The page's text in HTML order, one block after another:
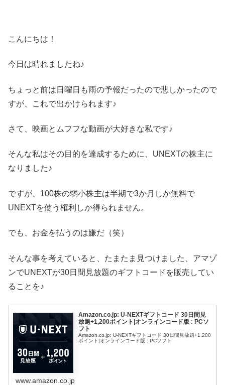
こんにちは！
今日は晴れましたね♪
ちょっと前は日曜日も雨の予報だったので悲しかったので
すが、これで出かけられます♪
さて、映画とムフフな動画が大好きな私です♪
そんな私はその目的を達成するために、UNEXTの株主に
なりました♪
ですが、100株の弱小株主は半期で3か月しか無料で
UNEXTを使う権利しか得られません。
でも、お金を払うのは嫌だ（笑）
そんな事を考えていると、たまたま見つけました、アマゾ
ンでUNEXTが30日間見放題のギフトコードを販売してい
ることを♪
Amazon.co.jp: U-NEXTギフトコード 30日間見
放題+1,200ポイント|オンラインコード版 : PCソ
フト
Amazon.co.jp: U-NEXTギフトコード 30日間見放題+1,200
ポイント|オンラインコード版 : PCソフト
www.amazon.co.jp